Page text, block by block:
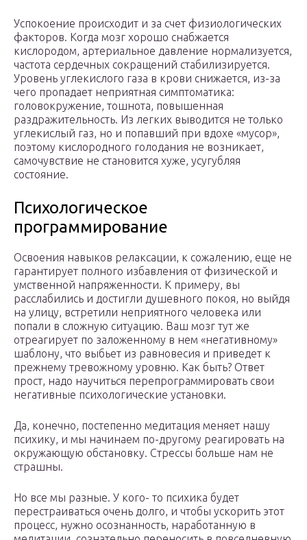
Успокоение происходит и за счет физиологических
факторов. Когда мозг хорошо снабжается
кислородом, артериальное давление нормализуется,
частота сердечных сокращений стабилизируется.
Уровень углекислого газа в крови снижается, из-за
чего пропадает неприятная симптоматика:
головокружение, тошнота, повышенная
раздражительность. Из легких выводится не только
углекислый газ, но и попавший при вдохе «мусор»,
поэтому кислородного голодания не возникает,
самочувствие не становится хуже, усугубляя
состояние.
Психологическое
программирование
Освоения навыков релаксации, к сожалению, еще не
гарантирует полного избавления от физической и
умственной напряженности. К примеру, вы
расслабились и достигли душевного покоя, но выйдя
на улицу, встретили неприятного человека или
попали в сложную ситуацию. Ваш мозг тут же
отреагирует по заложенному в нем «негативному»
шаблону, что выбьет из равновесия и приведет к
прежнему тревожному уровню. Как быть? Ответ
прост, надо научиться перепрограммировать свои
негативные психологические установки.
Да, конечно, постепенно медитация меняет нашу
психику, и мы начинаем по-другому реагировать на
окружающую обстановку. Стрессы больше нам не
страшны.
Но все мы разные. У кого- то психика будет
перестраиваться очень долго, и чтобы ускорить этот
процесс, нужно осознанность, наработанную в